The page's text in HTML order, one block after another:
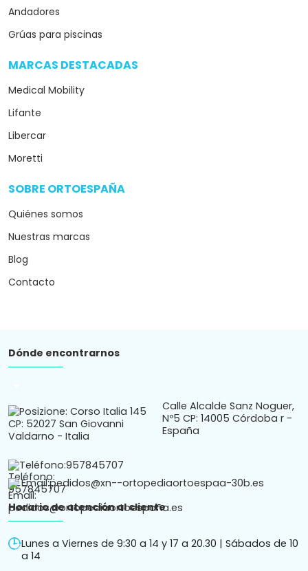
Andadores
Grúas para piscinas
MARCAS DESTACADAS
Medical Mobility
Lifante
Libercar
Moretti
SOBRE ORTOESPAÑA
Quiénes somos
Nuestras marcas
Blog
Contacto
Dónde encontrarnos
Calle Alcalde Sanz Noguer,
Nº5 CP: 14005 Córdoba r -
España
Teléfono:957845707
Email:pedidos@xn--ortopediaortoespaa-30b.es
Horario de atención al cliente
Lunes a Viernes de 9:30 a 14 y 17 a 20.30 | Sábados de 10
a 14